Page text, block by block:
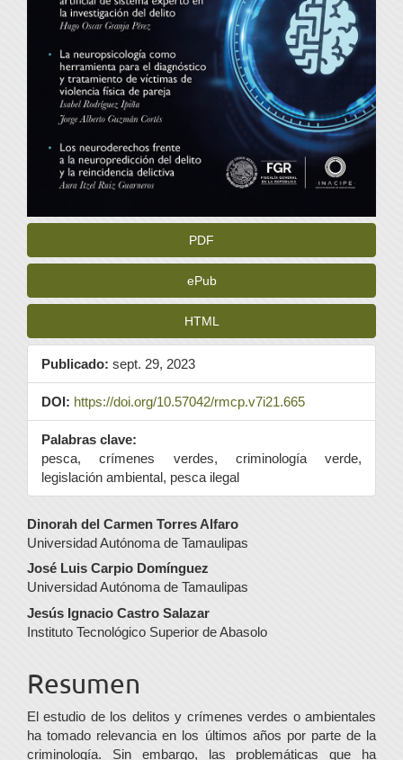
PDF
ePub
HTML
Publicado: sept. 29, 2023
DOI: https://doi.org/10.57042/rmcp.v7i21.665
Palabras clave:
pesca, crímenes verdes, criminología verde,
legislación ambiental, pesca ilegal
Contenido
principal
del
artículo
Dinorah del Carmen Torres Alfaro
Universidad Autónoma de Tamaulipas
José Luis Carpio Domínguez
Universidad Autónoma de Tamaulipas
Jesús Ignacio Castro Salazar
Instituto Tecnológico Superior de Abasolo
Resumen
El estudio de los delitos y crímenes verdes o ambientales
ha tomado relevancia en los últimos años por parte de la
criminología. Sin embargo, las problemáticas que ha